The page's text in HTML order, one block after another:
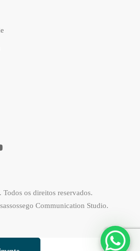
os direitos reservados.
Communication Studio.